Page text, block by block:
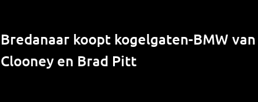
Bredanaar koopt kogelgaten-BMW
Clooney en Brad Pitt